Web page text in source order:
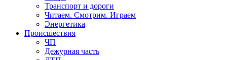
Транспорт и дороги
Читаем. Смотрим. Играем
Энергетика
Происшествия
ЧП
Дежурная часть